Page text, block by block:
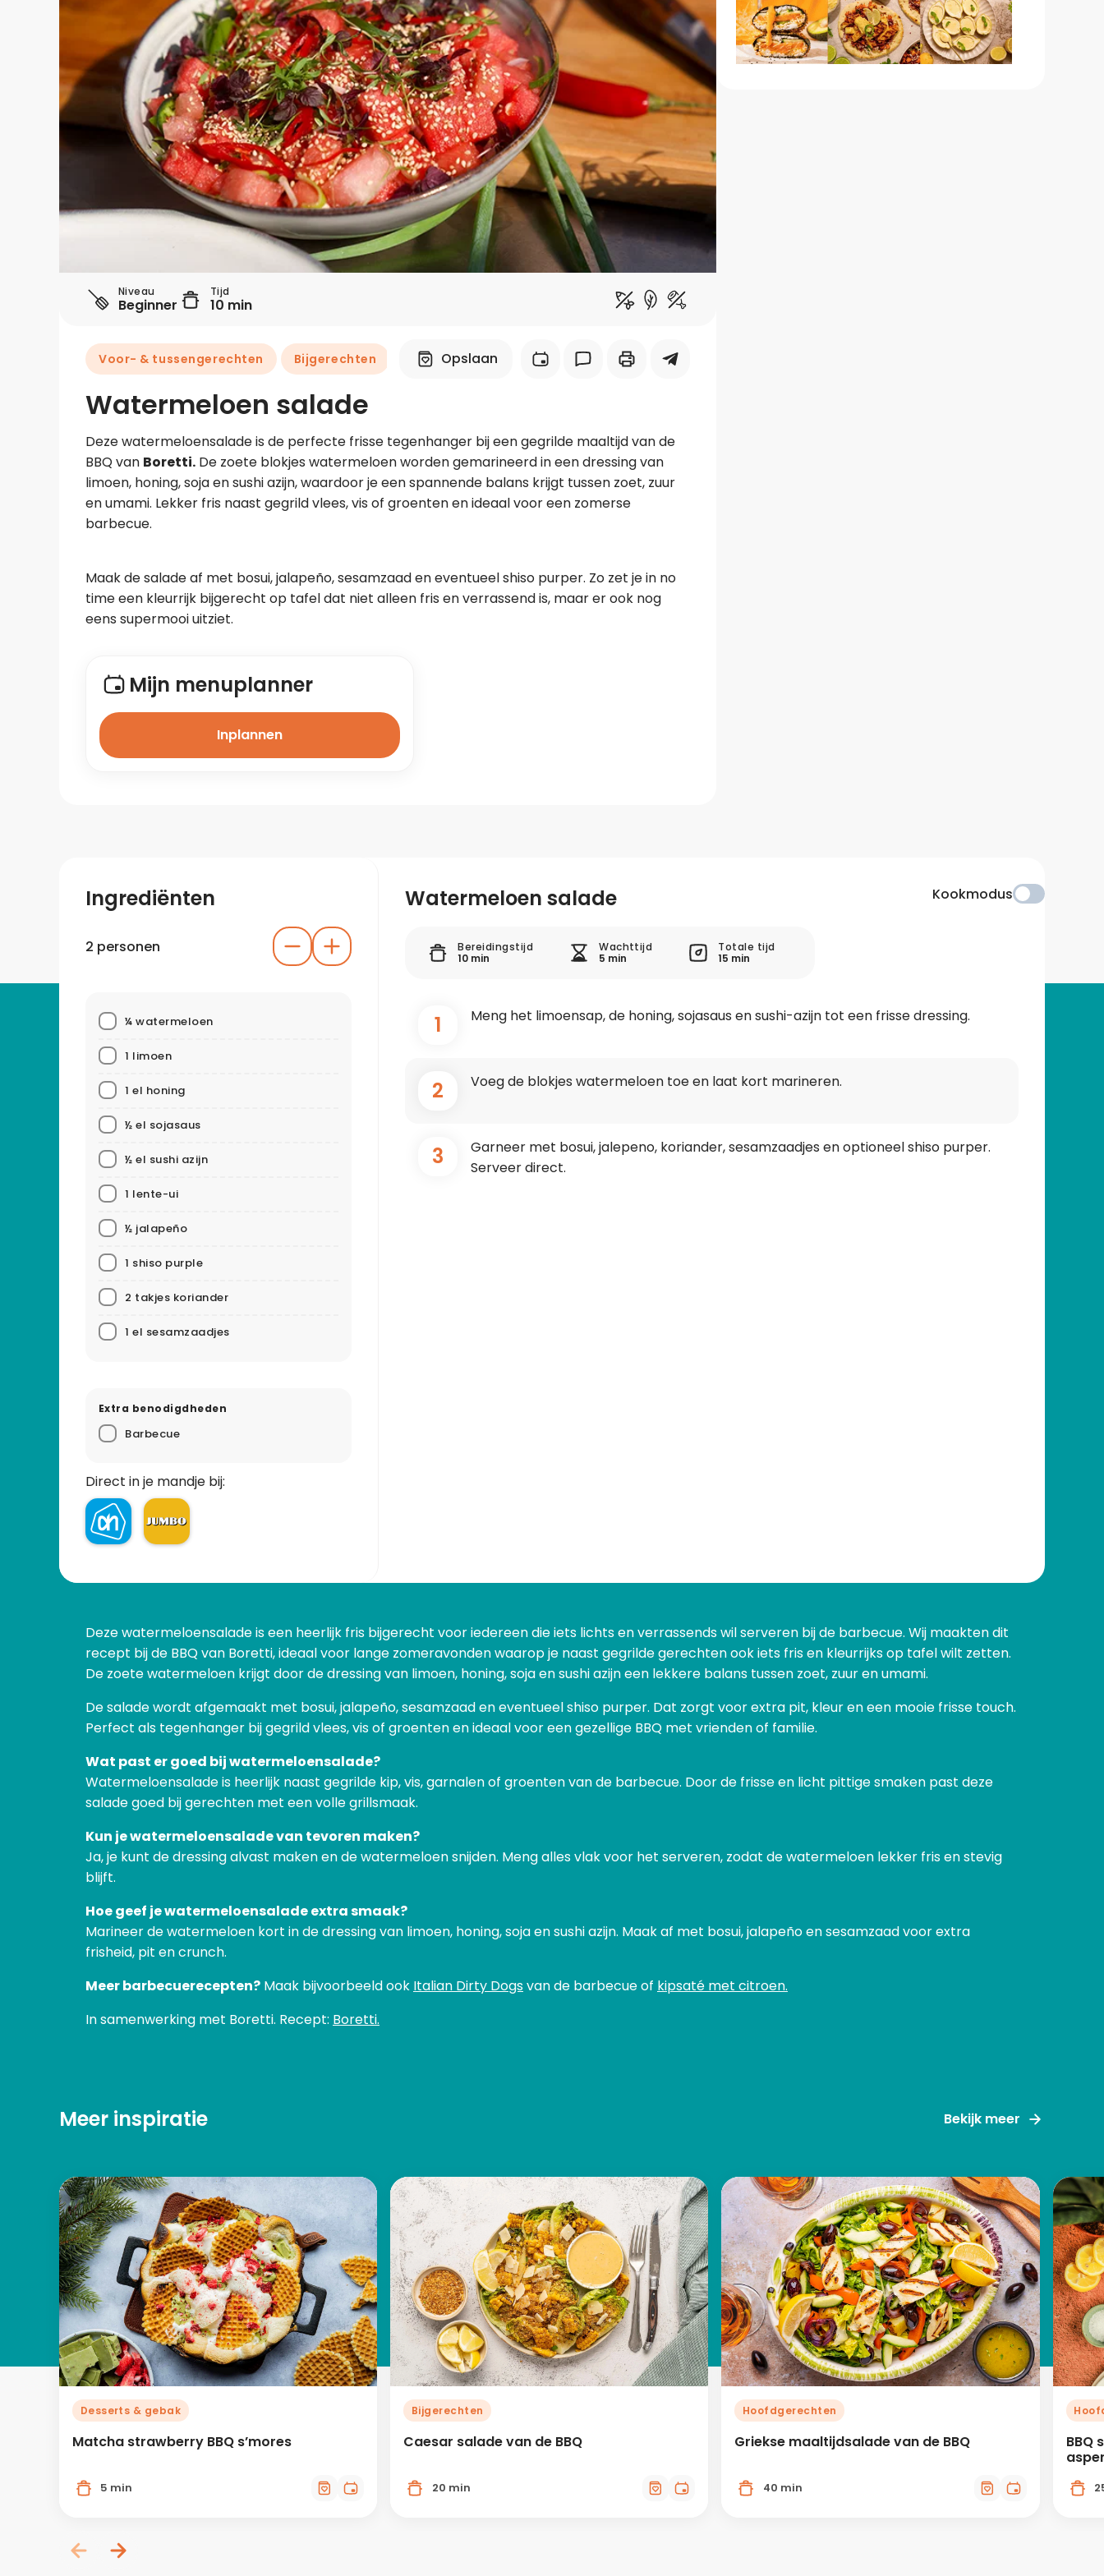
Midden-Oosters
Kooktips & blogs
Leer koken als een chef
Kooktips & blogs
Niveau
Beginner
Tijd
10 min
Voor- & tussengerechten Bijgerechten Borrelhapjes & snacks
Opslaan
Watermeloen salade
Deze watermeloensalade is de perfecte frisse tegenhanger bij een gegrilde maaltijd van de
BBQ van Boretti. De zoete blokjes watermeloen worden gemarineerd in een dressing van
limoen, honing, soja en sushi azijn, waardoor je een spannende balans krijgt tussen zoet, zuur
en umami. Lekker fris naast gegrild vlees, vis of groenten en ideaal voor een zomerse
barbecue.
Maak de salade af met bosui, jalapeño, sesamzaad en eventueel shiso purper. Zo zet je in no
time een kleurrijk bijgerecht op tafel dat niet alleen fris en verrassend is, maar er ook nog
eens supermooi uitziet.
Mijn menuplanner
Inplannen
Ingrediënten
2 personen
¼ watermeloen
1 limoen
1 el honing
½ el sojasaus
½ el sushi azijn
1 lente-ui
½ jalapeño
1 shiso purple
2 takjes koriander
1 el sesamzaadjes
Extra benodigdheden
Barbecue
Direct in je mandje bij:
Watermeloen salade Kookmodus
Bereidingstijd
10 min
Wachttijd
5 min
Totale tijd
15 min
1 Meng het limoensap, de honing, sojasaus en sushi-azijn tot een frisse dressing.
2 Voeg de blokjes watermeloen toe en laat kort marineren.
3
Garneer met bosui, jalepeno, koriander, sesamzaadjes en optioneel shiso purper.
Serveer direct.
Deze watermeloensalade is een heerlijk fris bijgerecht voor iedereen die iets lichts en verrassends wil serveren bij de barbecue. Wij maakten dit
recept bij de BBQ van Boretti, ideaal voor lange zomeravonden waarop je naast gegrilde gerechten ook iets fris en kleurrijks op tafel wilt zetten.
De zoete watermeloen krijgt door de dressing van limoen, honing, soja en sushi azijn een lekkere balans tussen zoet, zuur en umami.
De salade wordt afgemaakt met bosui, jalapeño, sesamzaad en eventueel shiso purper. Dat zorgt voor extra pit, kleur en een mooie frisse touch.
Perfect als tegenhanger bij gegrild vlees, vis of groenten en ideaal voor een gezellige BBQ met vrienden of familie.
Wat past er goed bij watermeloensalade?
Watermeloensalade is heerlijk naast gegrilde kip, vis, garnalen of groenten van de barbecue. Door de frisse en licht pittige smaken past deze
salade goed bij gerechten met een volle grillsmaak.
Kun je watermeloensalade van tevoren maken?
Ja, je kunt de dressing alvast maken en de watermeloen snijden. Meng alles vlak voor het serveren, zodat de watermeloen lekker fris en stevig
blijft.
Hoe geef je watermeloensalade extra smaak?
Marineer de watermeloen kort in de dressing van limoen, honing, soja en sushi azijn. Maak af met bosui, jalapeño en sesamzaad voor extra
frisheid, pit en crunch.
Meer barbecuerecepten? Maak bijvoorbeeld ook Italian Dirty Dogsvan de barbecue of kipsaté met citroen.
In samenwerking met Boretti. Recept: Boretti.
Meer inspiratie Bekijk meer
Desserts & gebak
Matcha strawberry BBQ s’mores
5 min
Bijgerechten
Caesar salade van de BBQ
20 min
Hoofdgerechten
Griekse maaltijdsalade van de BBQ
40 min
BBQ